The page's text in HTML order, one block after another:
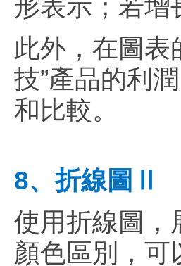
形表示；若增
此外，在圖表
技”產品的利
和比較。
8、折線圖Ⅱ
使用折線圖，
顏色區別，